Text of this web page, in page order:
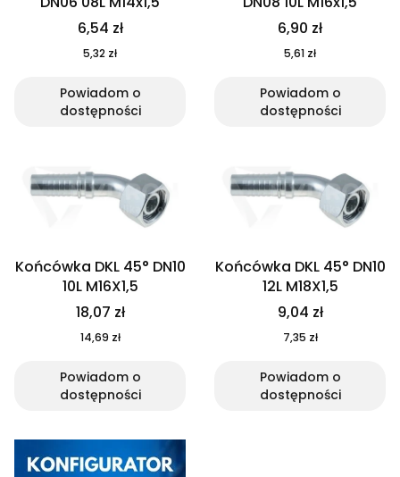
6,54 zł
5,32 zł
Powiadom o
dostępności
6,90 zł
5,61 zł
Powiadom o
dostępności
Końcówka DKL 45° DN10
10L M16X1,5
18,07 zł
14,69 zł
Powiadom o
dostępności
Końcówka DKL 45° DN10
12L M18X1,5
9,04 zł
7,35 zł
Powiadom o
dostępności